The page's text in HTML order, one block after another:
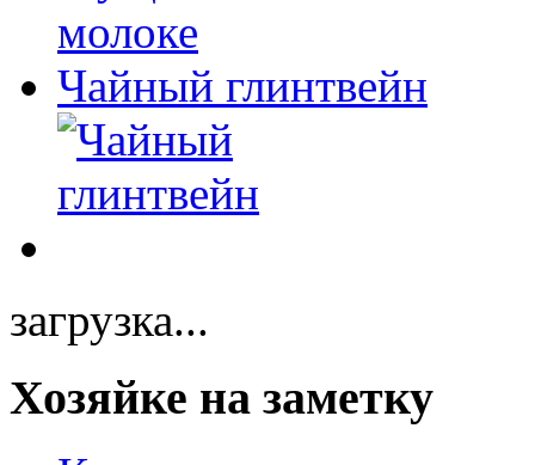
Чайный глинтвейн
загрузка...
Хозяйке на заметку